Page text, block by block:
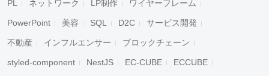
PL ネットワーク LP制作 ワイヤーフレーム
PowerPoint 美容 SQL D2C サービス開発
不動産 インフルエンサー ブロックチェーン
styled-component NestJS EC-CUBE ECCUBE